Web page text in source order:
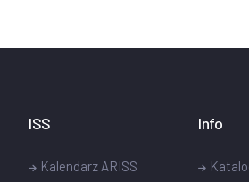
ISS
Kalendarz ARISS
Info